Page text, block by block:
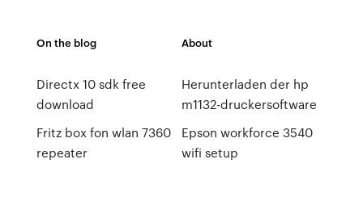
On the blog
Directx 10 sdk free
download
Fritz box fon wlan 7360
repeater
About
Herunterladen der hp
m1132-druckersoftware
Epson workforce 3540
wifi setup